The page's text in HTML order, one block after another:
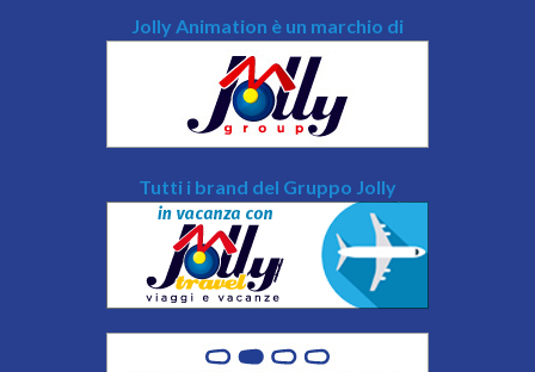
Jolly Animation è un marchio di
Tutti i brand del Gruppo Jolly